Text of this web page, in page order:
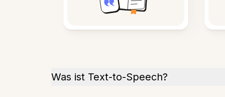
Was ist Text-to-Speech?